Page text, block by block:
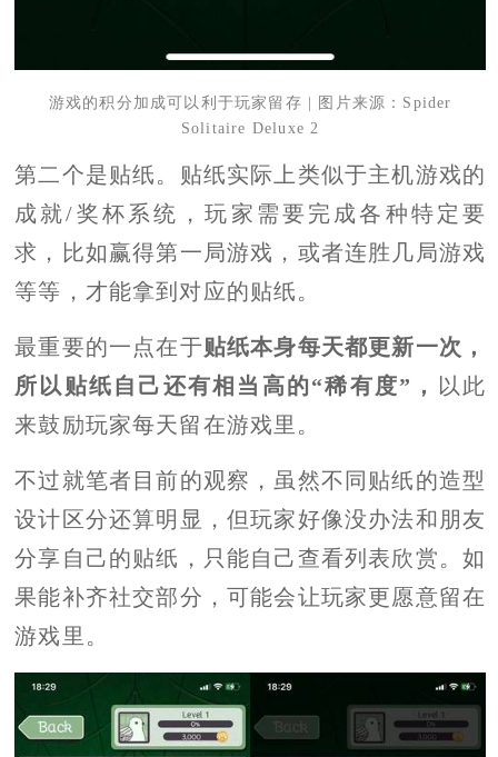
游戏的积分加成可以利于玩家留存 | 图片来源：Spider
Solitaire Deluxe 2
第二个是贴纸。贴纸实际上类似于主机游戏的
成就/奖杯系统，玩家需要完成各种特定要
求，比如赢得第一局游戏，或者连胜几局游戏
等等，才能拿到对应的贴纸。
最重要的一点在于贴纸本身每天都更新一次，
所以贴纸自己还有相当高的“稀有度”，
以此
来鼓励玩家每天留在游戏里。
不过就笔者目前的观察，虽然不同贴纸的造型
设计区分还算明显，但玩家好像没办法和朋友
分享自己的贴纸，只能自己查看列表欣赏。如
果能补齐社交部分，可能会让玩家更愿意留在
游戏里。